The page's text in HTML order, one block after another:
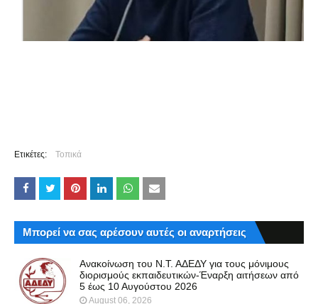
Ετικέτες: Τοπικά
Μπορεί να σας αρέσουν αυτές οι αναρτήσεις
Ανακοίνωση του Ν.Τ. ΑΔΕΔΥ για τους μόνιμους
διορισμούς εκπαιδευτικών-Έναρξη αιτήσεων από
5 έως 10 Αυγούστου 2026
August 06, 2026